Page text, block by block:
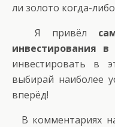
ли золото когда-
Я привёл
инвестирования в
инвестировать в
выбирай наиболее
вперёд!
В комментариях